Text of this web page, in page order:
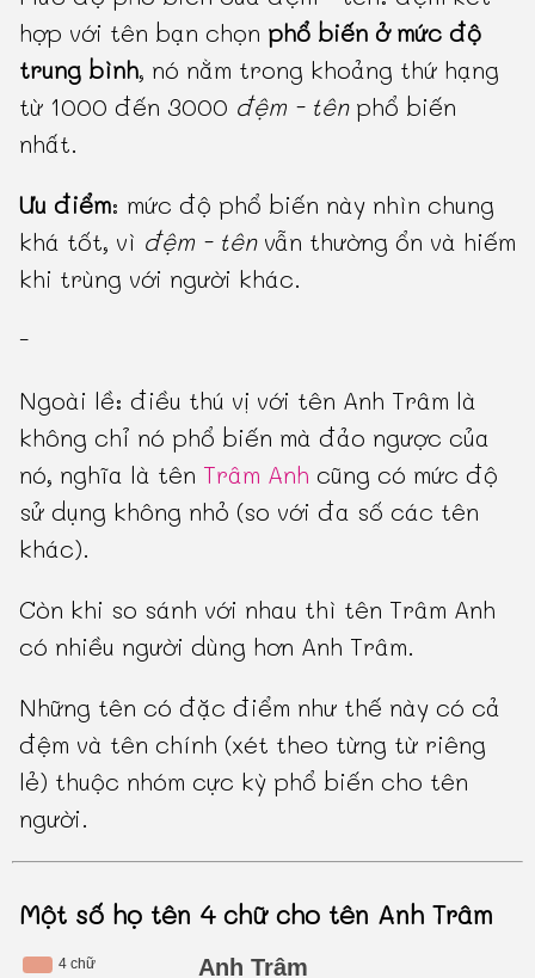
hợp với tên bạn chọn phổ biến ở mức độ
trung bình, nó nằm trong khoảng thứ hạng
từ 1000 đến 3000 đệm - tênphổ biến
nhất.
Ưu điểm: mức độ phổ biến này nhìn chung
khá tốt, vì đệm - tênvẫn thường ổn và hiếm
khi trùng với người khác.
-
Ngoài lề: điều thú vị với tên Anh Trâm là
không chỉ nó phổ biến mà đảo ngược của
nó, nghĩa là tên Trâm Anh cũng có mức độ
sử dụng không nhỏ (so với đa số các tên
khác).
Còn khi so sánh với nhau thì tên Trâm Anh
có nhiều người dùng hơn Anh Trâm.
Những tên có đặc điểm như thế này có cả
đệm và tên chính (xét theo từng từ riêng
lẻ) thuộc nhóm cực kỳ phổ biến cho tên
người.
Một số họ tên 4 chữ cho tên Anh Trâm